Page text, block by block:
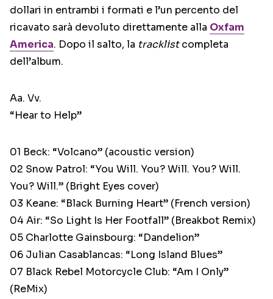
dollari in entrambi i formati e l’un percento del
ricavato sarà devoluto direttamente alla Oxfam
America. Dopo il salto, la tracklistcompleta
dell’album.
Aa. Vv.
“Hear to Help”
01 Beck: “Volcano” (acoustic version)
02 Snow Patrol: “You Will. You? Will. You? Will.
You? Will.” (Bright Eyes cover)
03 Keane: “Black Burning Heart” (French version)
04 Air: “So Light Is Her Footfall” (Breakbot Remix)
05 Charlotte Gainsbourg: “Dandelion”
06 Julian Casablancas: “Long Island Blues”
07 Black Rebel Motorcycle Club: “Am I Only”
(ReMix)